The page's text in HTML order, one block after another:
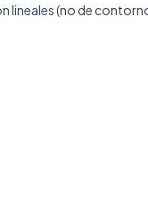
lineales (no de